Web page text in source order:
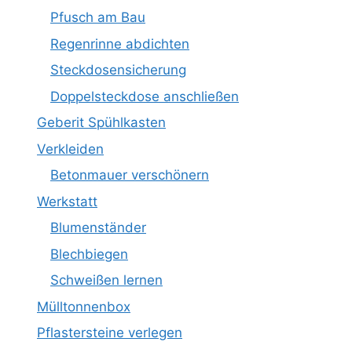
Pfusch am Bau
Regenrinne abdichten
Steckdosensicherung
Doppelsteckdose anschließen
Geberit Spühlkasten
Verkleiden
Betonmauer verschönern
Werkstatt
Blumenständer
Blechbiegen
Schweißen lernen
Mülltonnenbox
Pflastersteine verlegen